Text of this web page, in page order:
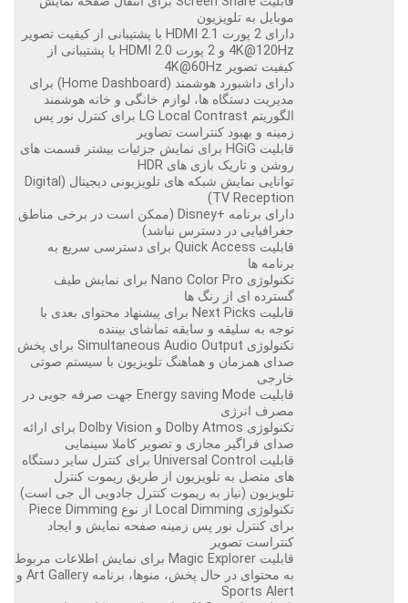
موبایل به تلویزیون
دارای 2 پورت HDMI 2.1 با پشتیبانی از کیفیت تصویر
4K@120Hz و 2 پورت HDMI 2.0 با پشتیبانی از
کیفیت تصویر 4K@60Hz
دارای داشبورد هوشمند (Home Dashboard) برای
مدیریت دستگاه ها، لوازم خانگی و خانه هوشمند
الگوریتم LG Local Contrast برای کنترل نور پس
زمینه و بهبود کنتراست تصاویر
قابلیت HGiG برای نمایش جزئیات بیشتر قسمت های
روشن و تاریک بازی های HDR
توانایی نمایش شبکه های تلویزیونی دیجیتال (Digital
TV Reception)
دارای برنامه +Disney (ممکن است در برخی مناطق
جغرافیایی در دسترس نباشد)
قابلیت Quick Access برای دسترسی سریع به
برنامه ها
تکنولوژی Nano Color Pro برای نمایش طیف
گسترده ای از رنگ ها
قابلیت Next Picks برای پیشنهاد محتوای بعدی با
توجه به سلیقه و سابقه تماشای بیننده
تکنولوژی Simultaneous Audio Output برای پخش
صدای همزمان و هماهنگ تلویزیون با سیستم صوتی
خارجی
قابلیت Energy saving Mode جهت صرفه جویی در
مصرف انرژی
تکنولوژی Dolby Atmos و Dolby Vision برای ارائه
صدای فراگیر مجازی و تصویر کاملا سینمایی
قابلیت Universal Control برای کنترل سایر دستگاه
های متصل به تلویزیون از طریق ریموت کنترل
تلویزیون (نیاز به ریموت کنترل جادویی ال جی است)
تکنولوژی Local Dimming از نوع Piece Dimming
برای کنترل نور پس زمینه صفحه نمایش و ایجاد
کنتراست تصویر
قابلیت Magic Explorer برای نمایش اطلاعات مربوط
به محتوای در حال پخش، منوها، برنامه Art Gallery و
Sports Alert